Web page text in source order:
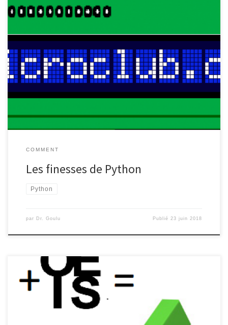
programmation fonctionnelle Introspection Décorateurs exemples
: Memoïsation et Timeout Prédéfinis et “multiméthodes” J’avais
utilisé un “notebook Jupyter” comme support, et je viens de
découvrir qu’il est très facile de l’intégrer à WordPress, alors voilà:
a11 l’erreur […]
COMMENT
Les finesses de Python
Python
par Dr. Goulu Publié23 juin 2018
Depuis le temps que je joue avec l’‘Encyclopédie en ligne des
Suites de Nombres Entiers (OEIS), ça a fini par arriver : j’ai réussi à y
ajouter une nouvelle suite, A303935 ! Tout a commencé avec le